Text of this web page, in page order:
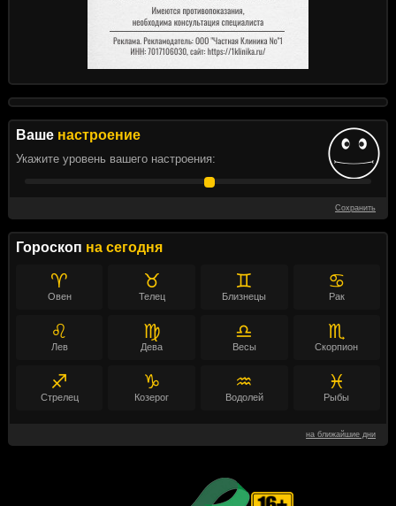
Ваше настроение
Укажите уровень вашего настроения:
Сохранить
Гороскоп на сегодня
♈
Овен
♉
Телец
♊
Близнецы
♋
Рак
♌
Лев
♍
Дева
♎
Весы
♏
Скорпион
♐
Стрелец
♑
Козерог
♒
Водолей
♓
Рыбы
на ближайшие дни